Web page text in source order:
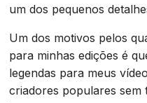
um dos pequenos
Um dos motivos pelos
para minhas edições é
legendas para meus
criadores populares